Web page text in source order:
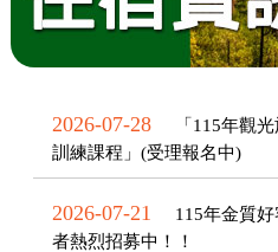
2026-07-28
「115年觀
訓練課程」(受理報名中)
2026-07-21
115年金質
者熱烈招募中！！